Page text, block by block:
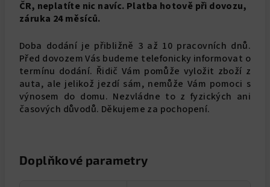
ČR, neplatíte nic navíc. Platba hotově při dovozu,
záruka 24 měsíců.
Doba dodání je přibližně 3 až 10 pracovních dnů.
Před dovozem Vás budeme telefonicky informovat o
termínu dodání. Řidič Vám pomůže vyložit zboží z
auta, ale jelikož jezdí sám, nemůže Vám pomoci s
výnosem do domu. Nezvládne to z fyzických ani
časových důvodů. Děkujeme za pochopení.
Doplňkové parametry